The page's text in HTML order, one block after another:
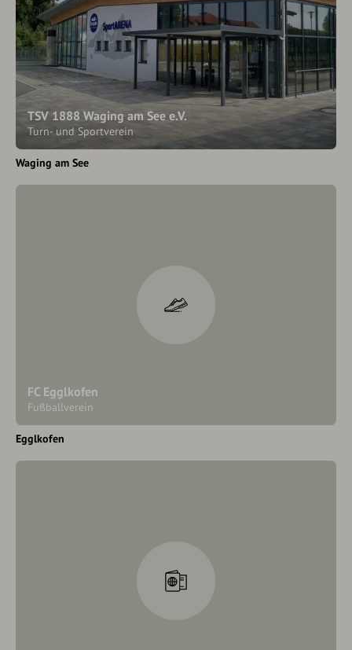
TSV 1888 Waging am See e.V.
Turn- und Sportverein
Waging am See
FC Egglkofen
Fußballverein
Egglkofen